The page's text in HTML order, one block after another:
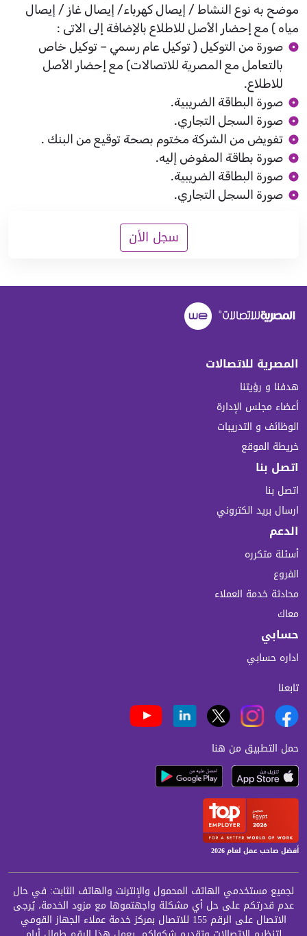
موضح به نوع النشاط / إيصال كهرباء/ إيصال غاز / إيصال
مياه ) مع إحضار الأصل للاطلاع بالإضافة إلى الاتى :
صورة من التوكيل ( توكيل عام رسمي – توكيل خاص
بالتعامل مع المصرية للاتصالات) مع إحضار الأصل
للاطلاع.
صورة البطاقة الضريبية.
صورة السجل التجاري.
تفويض من الشركة مختوم بصحة توقيع من البنك .
صورة بطاقة المفوض إليه.
صورة البطاقة الضريبية.
صورة السجل التجاري.
سجل الأن
المصرية للاتصالات
هدفنا و رؤيتنا
أعضاء مجلس الإدارة
الوظائف و التدريبات
خريطة الموقع
اتصل بنا
اتصل بنا
ارسال بريد الكتروني
الدعم
أسئلة متكرره
الفروع
محادثة خدمة العملاء
معاك
حسابي
اداره حسابي
تابعنا
حمل التطبيق من هنا
أفضل صاحب عمل لعام 2026
لجميع مستخدمي الهاتف المحمول والإنترنت والهاتف الثابت: في حال
عدم قدرتكم على حل أي مشكلة واجهتموها مع مزود الخدمة، يُرجى
الاتصال على الرقم 155 للاتصال بمركز خدمة عملاء الجهاز القومي